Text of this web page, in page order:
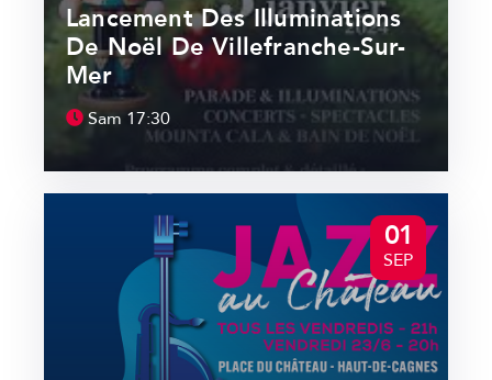
Lancement Des Illuminations
De Noël De Villefranche-Sur-
Mer
Sam 17:30
01
SEP